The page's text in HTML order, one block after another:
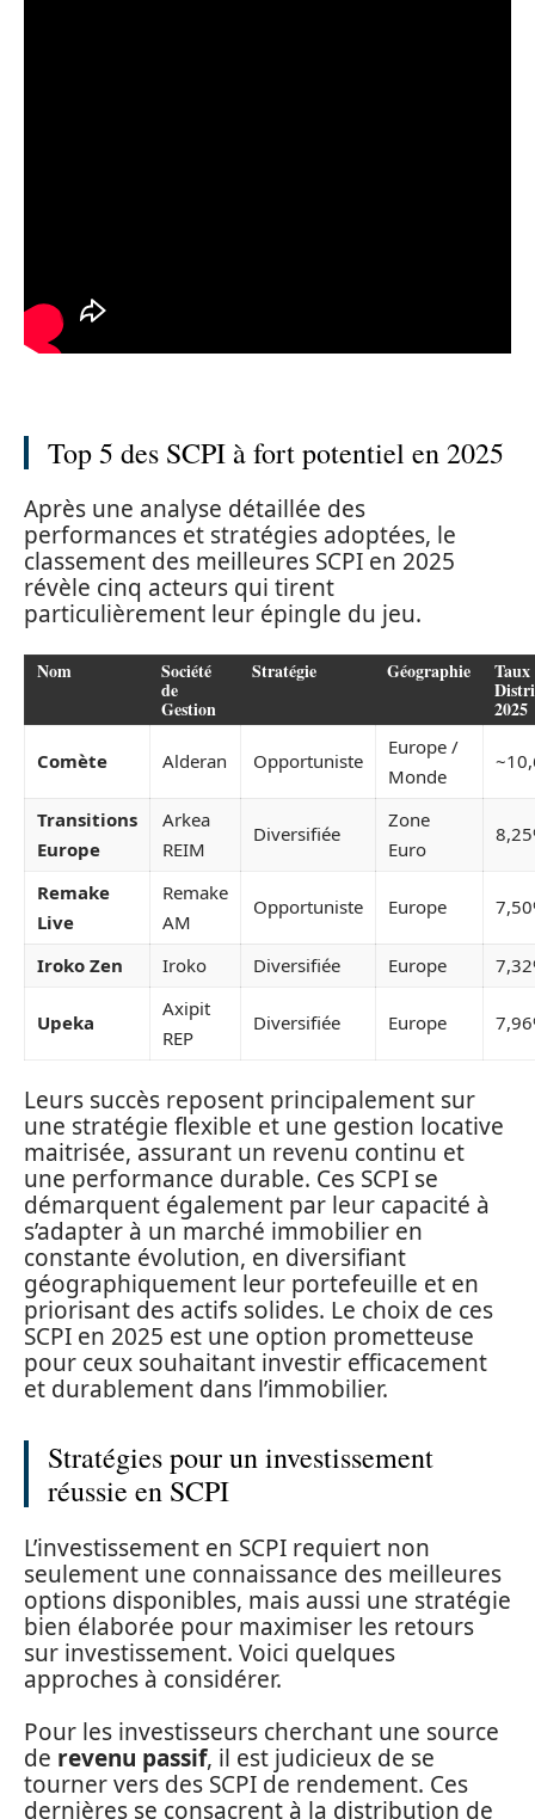
Top 5 des SCPI à fort potentiel en 2025
Après une analyse détaillée des
performances et stratégies adoptées, le
classement des meilleures SCPI en 2025
révèle cinq acteurs qui tirent
particulièrement leur épingle du jeu.
Nom Société
de
Gestion
Stratégie Géographie Taux
2025
Comète Alderan Opportuniste
Europe /
Monde
Transitions
Europe
Arkea
REIM
Diversifiée
Zone
Euro
Remake
Live
Remake
AM
Opportuniste Europe
Iroko Zen Iroko Diversifiée Europe
Upeka
Axipit
REP
Diversifiée Europe
Leurs succès reposent principalement sur
une stratégie flexible et une gestion locative
maitrisée, assurant un revenu continu et
une performance durable. Ces SCPI se
démarquent également par leur capacité à
s’adapter à un marché immobilier en
constante évolution, en diversifiant
géographiquement leur portefeuille et en
priorisant des actifs solides. Le choix de ces
SCPI en 2025 est une option prometteuse
pour ceux souhaitant investir efficacement
et durablement dans l’immobilier.
Stratégies pour un investissement
réussie en SCPI
L’investissement en SCPI requiert non
seulement une connaissance des meilleures
options disponibles, mais aussi une stratégie
bien élaborée pour maximiser les retours
sur investissement. Voici quelques
approches à considérer.
Pour les investisseurs cherchant une source
de revenu passif, il est judicieux de se
tourner vers des SCPI de rendement. Ces
dernières se consacrent à la distribution de